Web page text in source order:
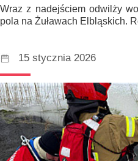
Wraz z nadejściem odwilży
pola na Żuławach Elbląskich.
15 stycznia 2026